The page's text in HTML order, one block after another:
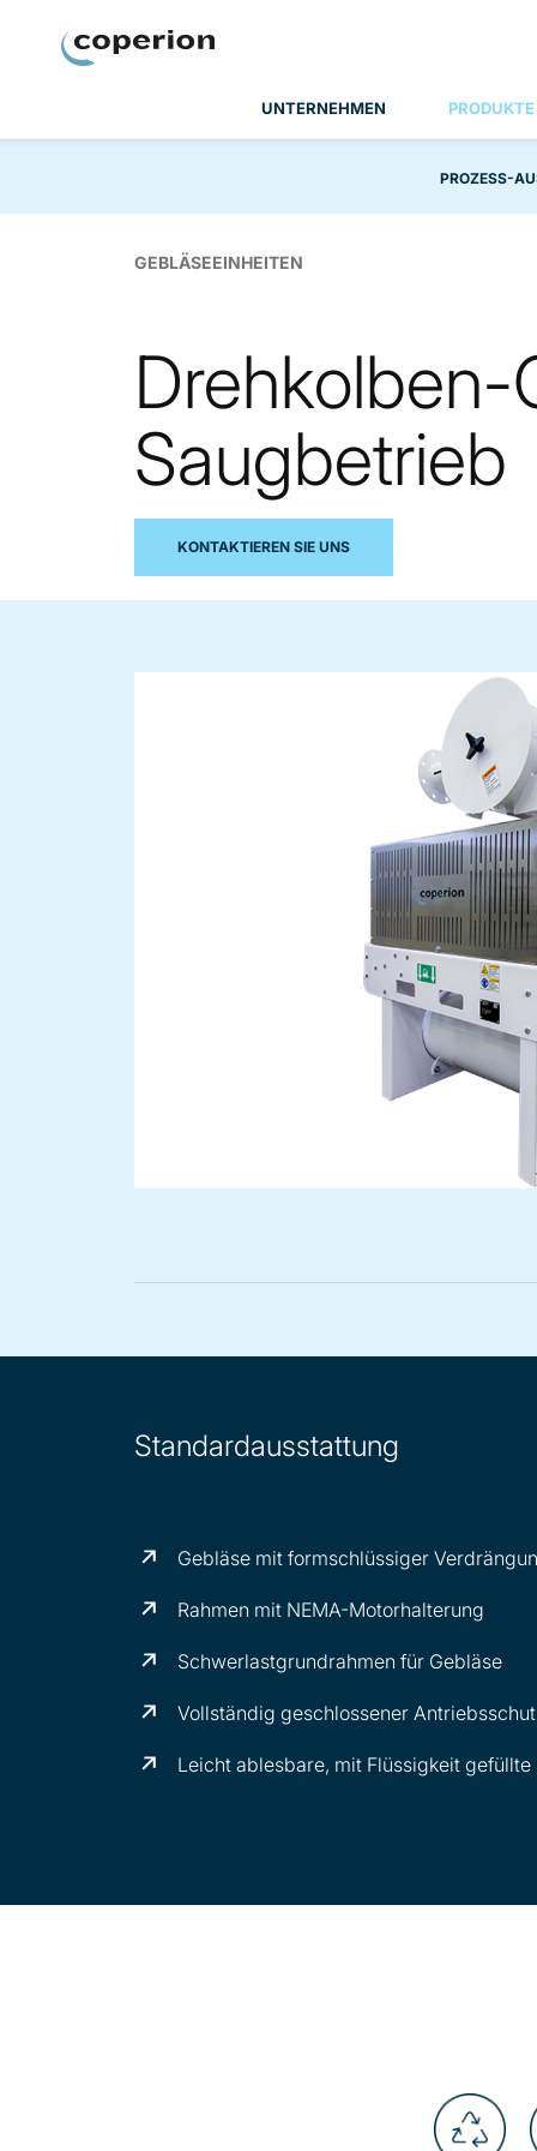
UNTERNEHMEN
PROZESS-
GEBLÄSEEINHEITEN
Drehkolben-
Saugbetrieb
KONTAKTIEREN SIE UNS
Standardausstattung
Gebläse mit formschlüssiger
Rahmen mit NEMA-Motorhalterung
Schwerlastgrundrahmen für Gebläse
Vollständig geschlossener
Leicht ablesbare, mit Flüssigkeit